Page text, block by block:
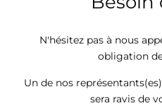
N'hésitez pas à nous
obligation
Un de nos
sera ravis de